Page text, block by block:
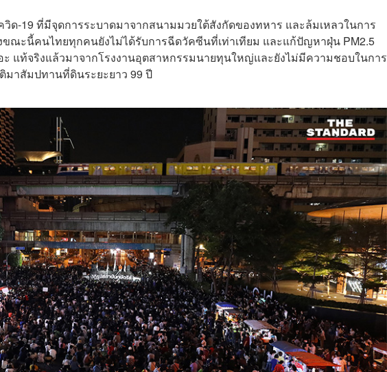
ด-19​ ที่มีจุดการระบาดมาจากสนามมวยใต้สังกัดของทหาร และล้มเหลวในการ
ณะนี้คนไทยทุกคนยังไม่ได้รับการฉีดวัคซีนที่เท่าเทียม​ และแก้ปัญหาฝุ่น​ PM2.5
ะ​ แท้จริงแล้วมาจากโรงงานอุตสาหกรรมนายทุนใหญ่​และยังไม่มีความชอบในการ
มาสัมปทานที่ดินระยะยาว ​99 ​ปี​